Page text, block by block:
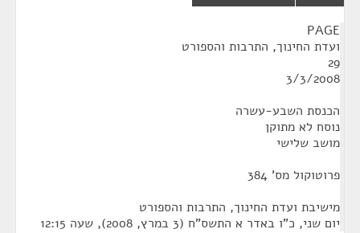
PAGE
ועדת החינוך, התרבות והספורט
29
3/3/2008
הכנסת השבע-עשרה
נוסח לא מתוקן
מושב שלישי
פרוטוקול מס' 384
מישיבת ועדת החינוך, התרבות והספורט
‏יום שני, כ"ו באדר א התשס"ח (‏3 במרץ, 2008), שעה 12:15